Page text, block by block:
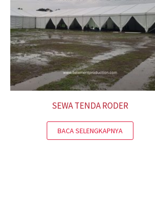
SEWA TENDA RODER
BACA SELENGKAPNYA